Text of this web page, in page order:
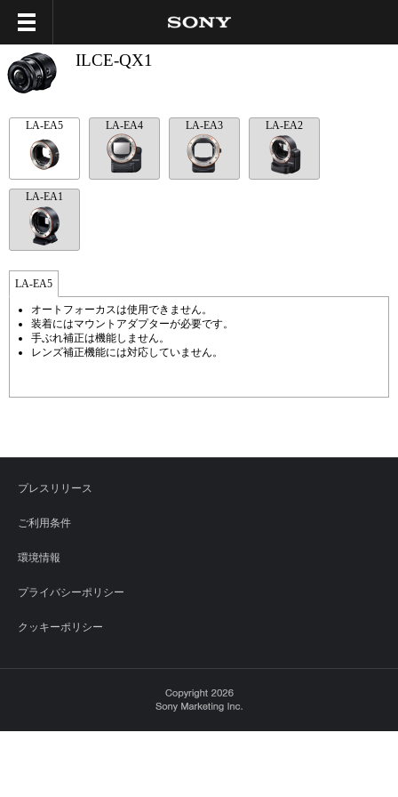
ILCE-QX1
LA-EA5 LA-EA4 LA-EA3 LA-EA2
LA-EA1
LA-EA5
オートフォーカスは使用できません。
装着にはマウントアダプターが必要です。
手ぶれ補正は機能しません。
レンズ補正機能には対応していません。
プレスリリース
ご利用条件
環境情報
プライバシーポリシー
クッキーポリシー
Sony Corporation, Sony Marketing Inc.